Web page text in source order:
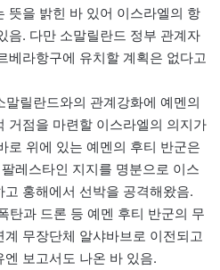
뜻을 밝힌 바 있어 이스라엘의 항
음. 다만 소말릴란드 정부 관계자
베라항구에 유치할 계획은 없다고
릴란드와의 관계강화에 예멘의
거점을 마련할 이스라엘의 의지가
로 위에 있는 예멘의 후티 반군은
레스타인 지지를 명분으로 이스
홍해에서 선박을 공격해왔음.
탄과 드론 등 예멘 후티 반군의 무
무장단체 알샤바브로 이전되고
보고서도 나온 바 있음.